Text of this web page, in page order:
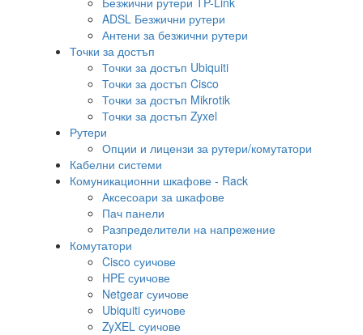
ADSL Безжични рутери
Антени за безжични рутери
Точки за достъп
Точки за достъп Ubiquiti
Точки за достъп Cisco
Точки за достъп Mikrotik
Точки за достъп Zyxel
Рутери
Опции и лицензи за рутери/комутатори
Кабелни системи
Комуникационни шкафове - Rack
Аксесоари за шкафове
Пач панели
Разпределители на напрежение
Комутатори
Cisco суичове
HPE суичове
Netgear суичове
Ubiquiti суичове
ZyXEL суичове